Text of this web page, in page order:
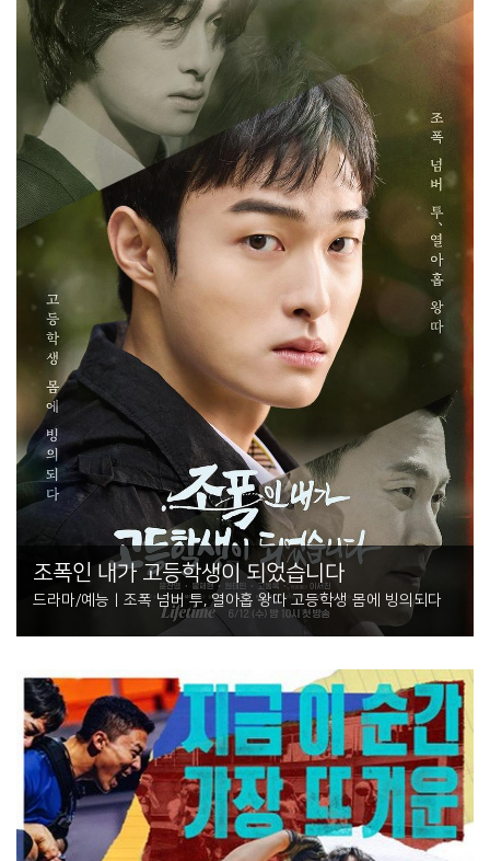
조폭인 내가 고등학생이 되었습니다
드라마/예능 | 조폭 넘버 투, 열아홉 왕따 고등학생 몸에 빙의되다